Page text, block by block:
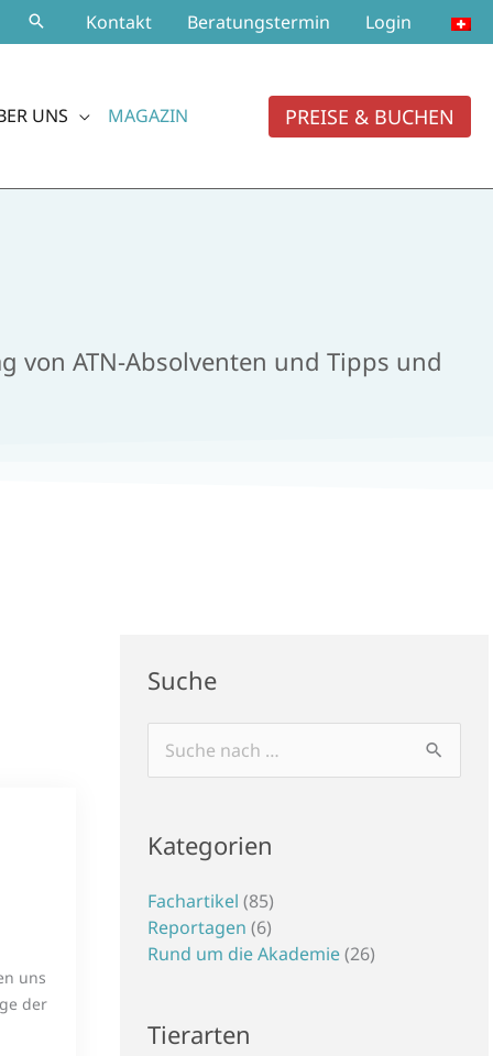
Kontakt Beratungstermin Login
UNS MAGAZIN PREISE & BUCHEN
von ATN-Absolventen und Tipps und
uns
der
Suche
Suchen
nach:
Kategorien
Fachartikel (85)
Reportagen (6)
Rund um die Akademie(26)
Tierarten